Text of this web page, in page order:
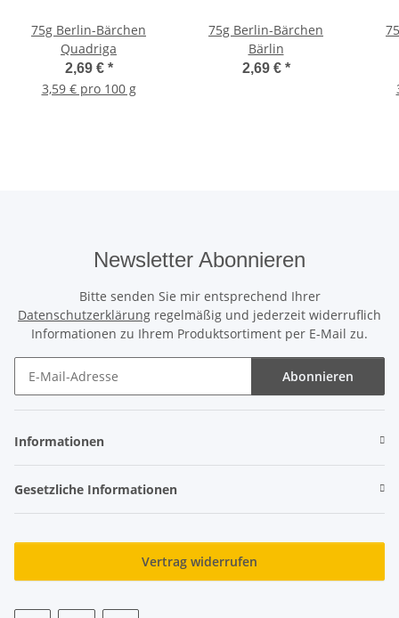
75g Berlin-Bärchen
Quadriga
2,69 € *
3,59 € pro 100 g
75g Berlin-Bärchen
Bärlin
2,69 € *
Newsletter Abonnieren
Bitte senden Sie mir entsprechend Ihrer
Datenschutzerklärung regelmäßig und jederzeit widerruflich
Informationen zu Ihrem Produktsortiment per E-Mail zu.
Abonnieren
Informationen
Gesetzliche Informationen
Vertrag widerrufen